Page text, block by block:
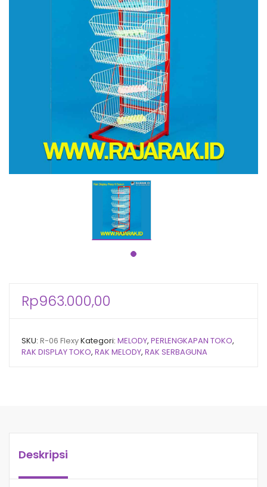
Rp963.000,00
SKU: R-06 FlexyKategori: MELODY, PERLENGKAPAN TOKO,
RAK DISPLAY TOKO, RAK MELODY, RAK SERBAGUNA
Deskripsi